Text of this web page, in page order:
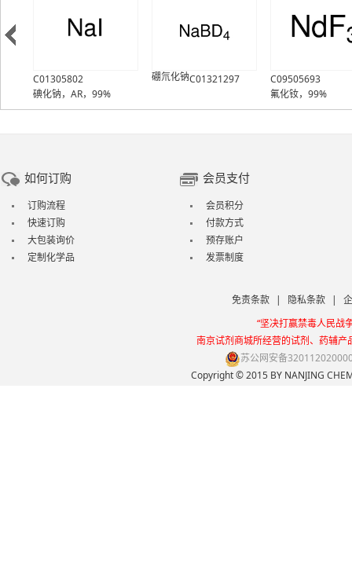
C01305802
碘化钠，AR，99%
C01321297
硼氘化钠
C09505693
氟化钕，99%
如何订购
订购流程
快速订购
大包装询价
定制化学品
会员支付
会员积分
付款方式
预存账户
发票制度
免责条款 | 隐私条款 |
“坚决打赢禁毒人民战
南京试剂商城所经营的试剂、药辅
苏公网安备
Copyright © 2015 BY NANJING